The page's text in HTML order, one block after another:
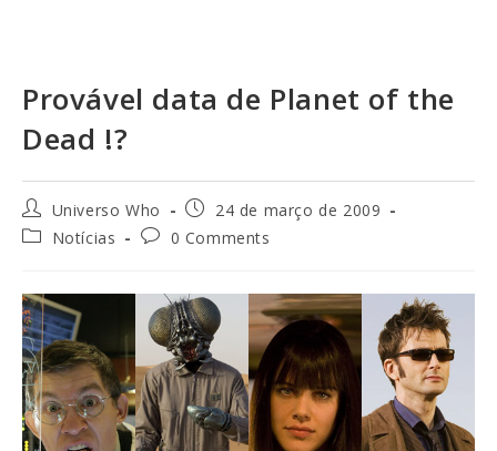
Provável data de Planet of the
Dead !?
Universo Who
24 de março de 2009
Notícias
0 Comments